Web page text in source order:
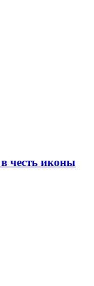
честь иконы